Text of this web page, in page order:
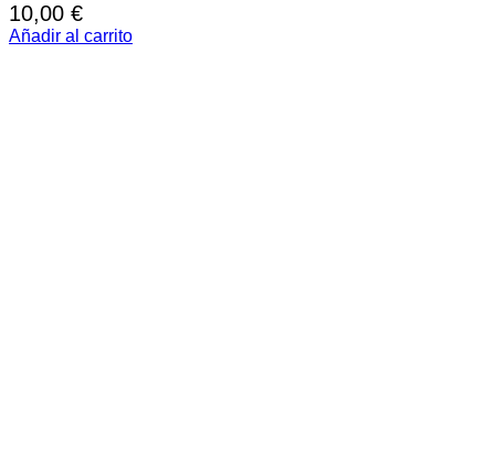
10,00 €
Añadir al carrito